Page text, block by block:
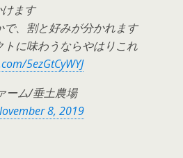
ます
で、割と好みが分かれます
トに味わうならやはりこれ
5ezGtCyWYJ
ーム/垂土農場
8, 2019